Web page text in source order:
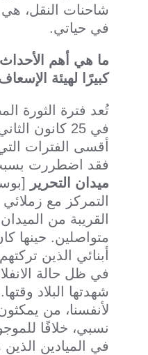
شاحنات النقل، هي
في حياتي.
ما هي أهم
كبيرًا لهيئة
تُعد فترة الثورة
أقسى الفترات
فقد اضطررت
ميدان التحرير
التمركز مع
القريبة من
متواصلين. حينها
أبنائي الذين
في ظل حالة
شهدتها البلاد
لأنفسنا، من
نسبي، خلافًا
في الميادين الذين